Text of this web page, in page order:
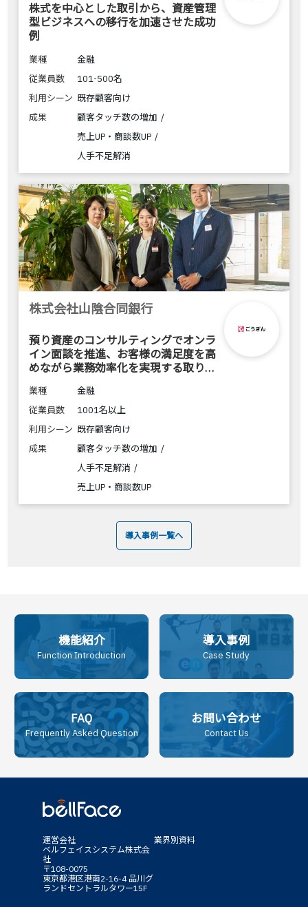
株式を中心とした取引から、資産管理
型ビジネスへの移行を加速させた成功
例
業種
金融
従業員数
101-500名
利用シーン 既存顧客向け
成果
顧客タッチ数の増加
売上UP・商談数UP
人手不足解消
株式会社山陰合同銀行
預り資産のコンサルティングでオンラ
イン面談を推進、お客様の満足度を高
めながら業務効率化を実現する取り組
業種
金融
従業員数
1001名以上
利用シーン 既存顧客向け
成果
顧客タッチ数の増加
人手不足解消
売上UP・商談数UP
導入事例一覧へ
機能紹介
Function Introduction
導入事例
Case Study
FAQ
Frequently Asked Question
お問い合わせ
Contact Us
運営会社
ベルフェイスシステム株式会
社
〒108-0075
東京都港区港南2-16-4 品川グ
ランドセントラルタワー15F
業界別資料